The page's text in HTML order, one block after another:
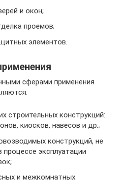
и окон;
проемов;
элементов.
сферами применения
строительных конструкций:
киосков, навесов и др.;
конструкций, не
эксплуатации
и межкомнатных